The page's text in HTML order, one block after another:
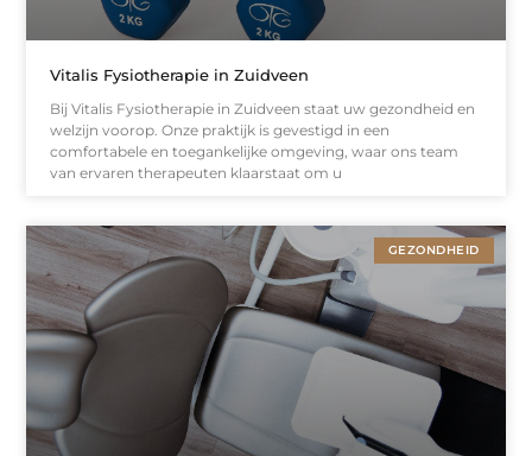
Vitalis Fysiotherapie in Zuidveen
Bij Vitalis Fysiotherapie in Zuidveen staat uw gezondheid en
welzijn voorop. Onze praktijk is gevestigd in een
comfortabele en toegankelijke omgeving, waar ons team
van ervaren therapeuten klaarstaat om u
GEZONDHEID